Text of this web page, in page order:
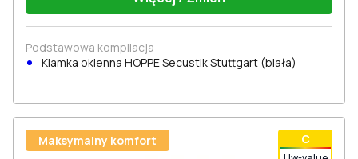
Podstawowa kompilacja
Klamka okienna HOPPE Secustik Stuttgart (biała)
С
Maksymalny komfort